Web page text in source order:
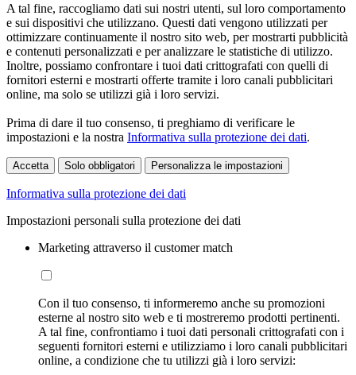
A tal fine, raccogliamo dati sui nostri utenti, sul loro comportamento
e sui dispositivi che utilizzano. Questi dati vengono utilizzati per
ottimizzare continuamente il nostro sito web, per mostrarti pubblicità
e contenuti personalizzati e per analizzare le statistiche di utilizzo.
Inoltre, possiamo confrontare i tuoi dati crittografati con quelli di
fornitori esterni e mostrarti offerte tramite i loro canali pubblicitari
online, ma solo se utilizzi già i loro servizi.
Prima di dare il tuo consenso, ti preghiamo di verificare le
impostazioni e la nostra Informativa sulla protezione dei dati.
Accetta Solo obbligatori Personalizza le impostazioni
Informativa sulla protezione dei dati
Impostazioni personali sulla protezione dei dati
Marketing attraverso il customer match
Con il tuo consenso, ti informeremo anche su promozioni
esterne al nostro sito web e ti mostreremo prodotti pertinenti.
A tal fine, confrontiamo i tuoi dati personali crittografati con i
seguenti fornitori esterni e utilizziamo i loro canali pubblicitari
online, a condizione che tu utilizzi già i loro servizi: